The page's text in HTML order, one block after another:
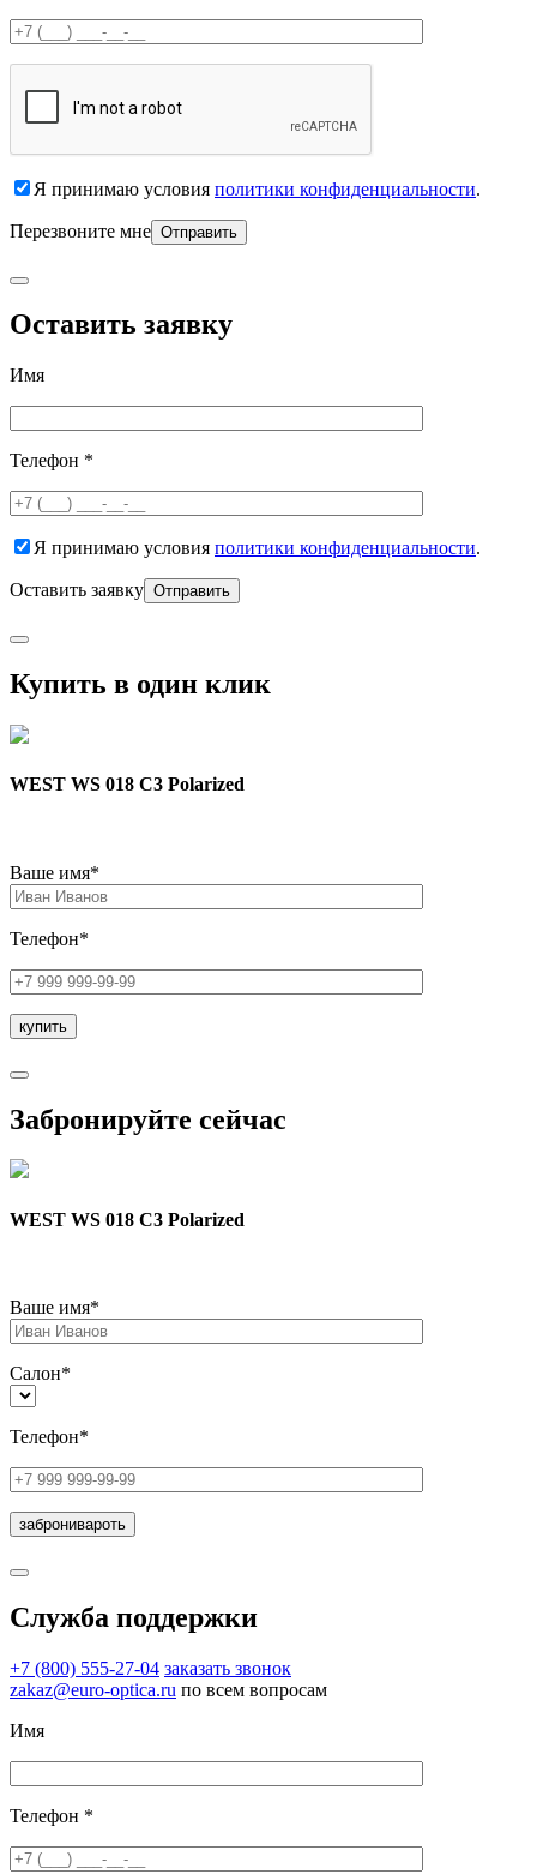
Я принимаю условия политики конфиденциальности.
Перезвоните мне
Оставить заявку
Имя
Телефон *
Я принимаю условия политики конфиденциальности.
Оставить заявку
Купить в один клик
WEST WS 018 C3 Polarized
Ваше имя*
Телефон*
Забронируйте сейчас
WEST WS 018 C3 Polarized
Ваше имя*
Салон*
Телефон*
Служба поддержки
+7 (800) 555-27-04 заказать звонок
zakaz@euro-optica.ru по всем вопросам
Имя
Телефон *